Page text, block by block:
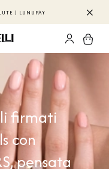
| LUNUPAY
firmati
con
pensata